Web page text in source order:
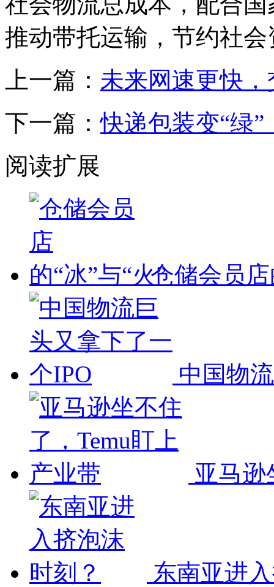
推动带托运输，节约社
上一篇： 未来网速更快
下一篇：快递包装变“绿
阅读扩展
仓储会员店
中国物
亚马逊
东南亚进